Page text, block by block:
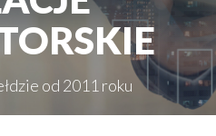
od 2011 roku